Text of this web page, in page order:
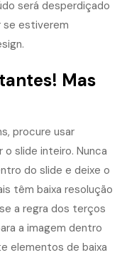
será desperdiçado
se estiverem
Mas
procure usar
slide inteiro. Nunca
do slide e deixe o
têm baixa resolução
a regra dos terços
a imagem dentro
elementos de baixa